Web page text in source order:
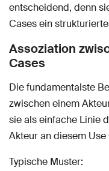
entscheidend, denn
Cases ein
Assoziation
Cases
Die fundamentalste
zwischen einem
sie als einfache Linie
Akteur an diesem
Typische Muster: